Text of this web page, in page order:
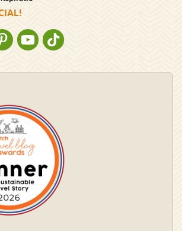
OP FACEBOOKOP INSTAGRAM
NATURESCANNER OP PINTEREST
NATURESCANNER OP YOUTUBE
NATURESCANNER OP TIKTOK